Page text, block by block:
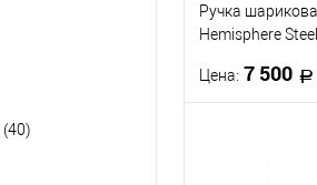
(40)
Ручка
Hemisphere
Цена: 7 500